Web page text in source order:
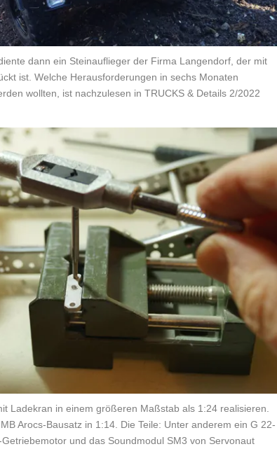
dann ein Steinauflieger der Firma Langendorf, der mit
ist. Welche Herausforderungen in sechs Monaten
wollten, ist nachzulesen in TRUCKS & Details 2/2022
Ladekran in einem größeren Maßstab als 1:24 realisieren.
Arocs-Bausatz in 1:14. Die Teile: Unter anderem ein G 22-
und das Soundmodul SM3 von Servonaut